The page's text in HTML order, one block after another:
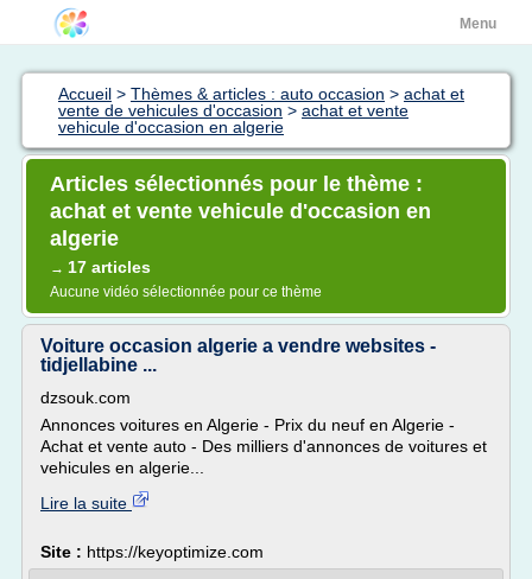
Menu
Accueil > Thèmes & articles : auto occasion > achat et
vente de vehicules d'occasion > achat et vente
vehicule d'occasion en algerie
Articles sélectionnés pour le thème :
achat et vente vehicule d'occasion en
algerie
→ 17 articles
Aucune vidéo sélectionnée pour ce thème
Voiture occasion algerie a vendre websites -
tidjellabine ...
dzsouk.com
Annonces voitures en Algerie - Prix du neuf en Algerie -
Achat et vente auto - Des milliers d'annonces de voitures et
vehicules en algerie...
Lire la suite
Site : https://keyoptimize.com